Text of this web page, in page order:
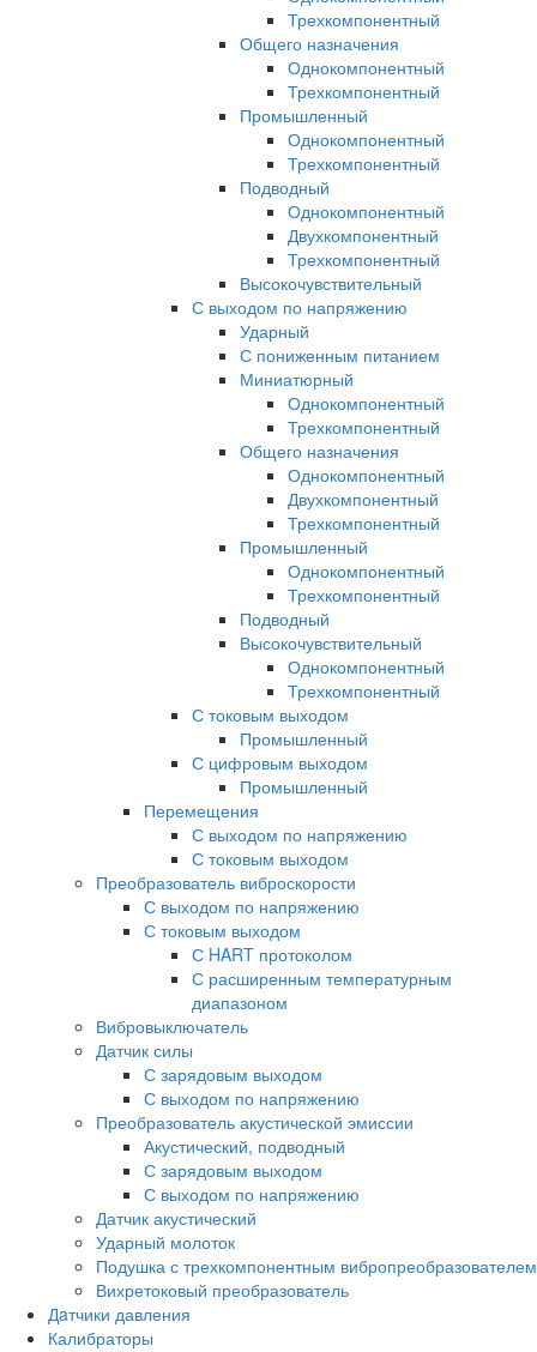
Трехкомпонентный
Общего назначения
Однокомпонентный
Трехкомпонентный
Промышленный
Однокомпонентный
Трехкомпонентный
Подводный
Однокомпонентный
Двухкомпонентный
Трехкомпонентный
Высокочувствительный
С выходом по напряжению
Ударный
С пониженным питанием
Миниатюрный
Однокомпонентный
Трехкомпонентный
Общего назначения
Однокомпонентный
Двухкомпонентный
Трехкомпонентный
Промышленный
Однокомпонентный
Трехкомпонентный
Подводный
Высокочувствительный
Однокомпонентный
Трехкомпонентный
С токовым выходом
Промышленный
С цифровым выходом
Промышленный
Перемещения
С выходом по напряжению
С токовым выходом
Преобразователь виброскорости
С выходом по напряжению
С токовым выходом
С HART протоколом
С расширенным температурным
диапазоном
Вибровыключатель
Датчик силы
С зарядовым выходом
С выходом по напряжению
Преобразователь акустической эмиссии
Акустический, подводный
С зарядовым выходом
С выходом по напряжению
Датчик акустический
Ударный молоток
Подушка с трехкомпонентным вибропреобразователем
Вихретоковый преобразователь
Дaтчики давления
Калибраторы